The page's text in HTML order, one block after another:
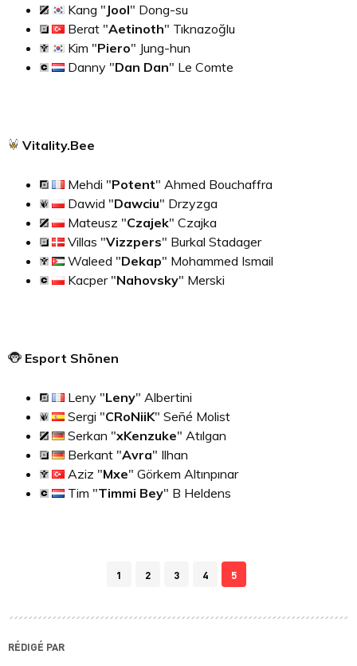
Kang " Jool" Dong-su
Berat "Aetinoth" Tıknazoğlu
Kim "Piero" Jung-hun
Danny "Dan Dan" Le Comte
Vitality.Bee
Mehdi "Potent" Ahmed Bouchaffra
Dawid "Dawciu" Drzyzga
Mateusz "Czajek" Czajka
Villas "Vizzpers" Burkal Stadager
Waleed "Dekap" Mohammed Ismail
Kacper "Nahovsky" Merski
Esport Shōnen
Leny "Leny" Albertini
Sergi "CRoNiiK" Señé Molist
Serkan "xKenzuke" Atılgan
Berkant "Avra" Ilhan
Aziz "Mxe" Görkem Altınpınar
Tim "Timmi Bey" B Heldens
1 2 3 4 5
RÉDIGÉ PAR